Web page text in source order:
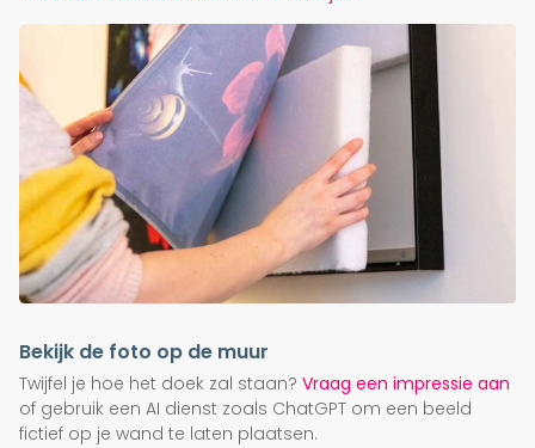
Bekijk de foto op de muur
Twijfel je hoe het doek zal staan? Vraag een impressie aan
of gebruik een AI dienst zoals ChatGPT om een beeld
fictief op je wand te laten plaatsen.